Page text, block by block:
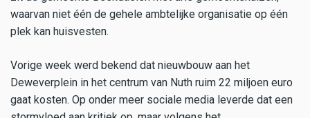
waarvan niet één de gehele ambtelijke organisatie op één
plek kan huisvesten.
Vorige week werd bekend dat nieuwbouw aan het
Deweverplein in het centrum van Nuth ruim 22 miljoen euro
gaat kosten. Op onder meer sociale media leverde dat een